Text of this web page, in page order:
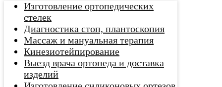
Изготовление ортопедических
стелек
Диагностика стоп, плантоскопия
Массаж и мануальная терапия
Кинезиотейпирование
Выезд врача ортопеда и доставка
изделий